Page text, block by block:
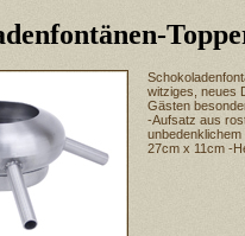
witziges, neues
Gästen
-Aufsatz aus
27cm x 11cm -